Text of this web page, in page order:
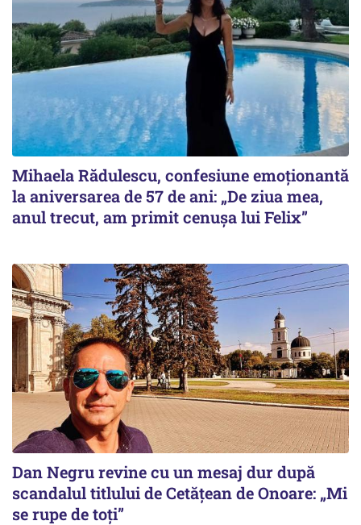
Mihaela Rădulescu, confesiune emoționantă
la aniversarea de 57 de ani: „De ziua mea,
anul trecut, am primit cenușa lui Felix”
Dan Negru revine cu un mesaj dur după
scandalul titlului de Cetățean de Onoare: „Mi
se rupe de toți”